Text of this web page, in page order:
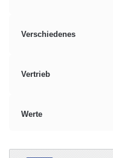
Verschiedenes
Vertrieb
Werte